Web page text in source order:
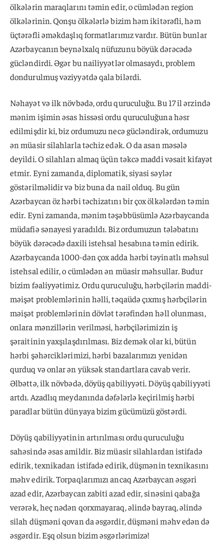
ölkələrin maraqlarını təmin edir, o cümlədən region
ölkələrinin. Qonşu ölkələrlə bizim həm ikitərəfli, həm
üçtərəfli əməkdaşlıq formatlarımız vardır. Bütün bunlar
Azərbaycanın beynəlxalq nüfuzunu böyük dərəcədə
gücləndirdi. Əgər bu nailiyyətlər olmasaydı, problem
dondurulmuş vəziyyətdə qala bilərdi.
Nəhayət və ilk növbədə, ordu quruculuğu. Bu 17 il ərzində
mənim işimin əsas hissəsi ordu quruculuğuna həsr
edilmişdir ki, biz ordumuzu necə gücləndirək, ordumuzu
ən müasir silahlarla təchiz edək. O da asan məsələ
deyildi. O silahları almaq üçün təkcə maddi vəsait kifayət
etmir. Eyni zamanda, diplomatik, siyasi səylər
göstərilməlidir və biz buna da nail olduq. Bu gün
Azərbaycan öz hərbi təchizatını bir çox ölkələrdən təmin
edir. Eyni zamanda, mənim təşəbbüsümlə Azərbaycanda
müdafiə sənayesi yaradıldı. Biz ordumuzun tələbatını
böyük dərəcədə daxili istehsal hesabına təmin edirik.
Azərbaycanda 1000-dən çox adda hərbi təyinatlı məhsul
istehsal edilir, o cümlədən ən müasir məhsullar. Budur
bizim fəaliyyətimiz. Ordu quruculuğu, hərbçilərin maddi-
məişət problemlərinin həlli, təqaüdə çıxmış hərbçilərin
məişət problemlərinin dövlət tərəfindən həll olunması,
onlara mənzillərin verilməsi, hərbçilərimizin iş
şəraitinin yaxşılaşdırılması. Biz demək olar ki, bütün
hərbi şəhərciklərimizi, hərbi bazalarımızı yenidən
qurduq və onlar ən yüksək standartlara cavab verir.
Əlbəttə, ilk növbədə, döyüş qabiliyyəti. Döyüş qabiliyyəti
artdı. Azadlıq meydanında dəfələrlə keçirilmiş hərbi
paradlar bütün dünyaya bizim gücümüzü göstərdi.
Döyüş qabiliyyətinin artırılması ordu quruculuğu
sahəsində əsas amildir. Biz müasir silahlardan istifadə
edirik, texnikadan istifadə edirik, düşmənin texnikasını
məhv edirik. Torpaqlarımızı ancaq Azərbaycan əsgəri
azad edir, Azərbaycan zabiti azad edir, sinəsini qabağa
verərək, heç nədən qorxmayaraq, əlində bayraq, əlində
silah düşməni qovan da əsgərdir, düşməni məhv edən də
əsgərdir. Eşq olsun bizim əsgərlərimizə!